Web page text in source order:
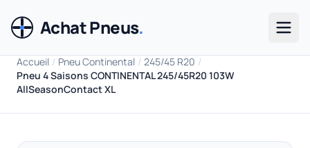
Achat Pneus.
Accueil / Pneu Continental / 245/45 R20 /
Pneu 4 Saisons CONTINENTAL 245/45R20 103W
AllSeasonContact XL